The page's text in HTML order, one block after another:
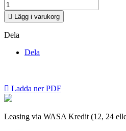
 Lägg i varukorg
Dela
Dela
 Ladda ner PDF
Leasing via WASA Kredit (12, 24